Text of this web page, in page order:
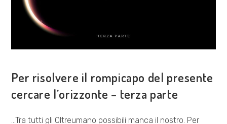
Per risolvere il rompicapo del presente
cercare l’orizzonte – terza parte
...Tra tutti gli Oltreumano possibili manca il nostro. Per